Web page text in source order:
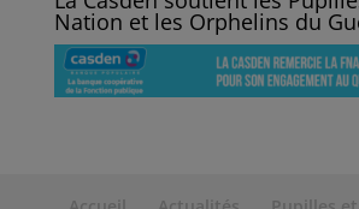
Nation et les Orphelins du